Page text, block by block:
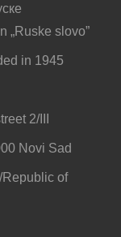
„Ruske slovo”
in 1945
2/III
Novi Sad
Republic of